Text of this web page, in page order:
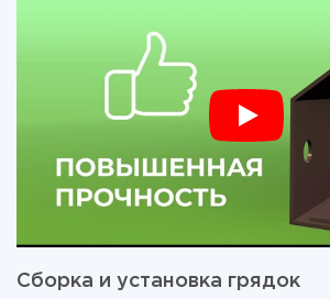
Сборка и установка грядок